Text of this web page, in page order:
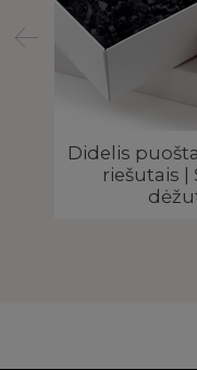
Didelis
riešutais |